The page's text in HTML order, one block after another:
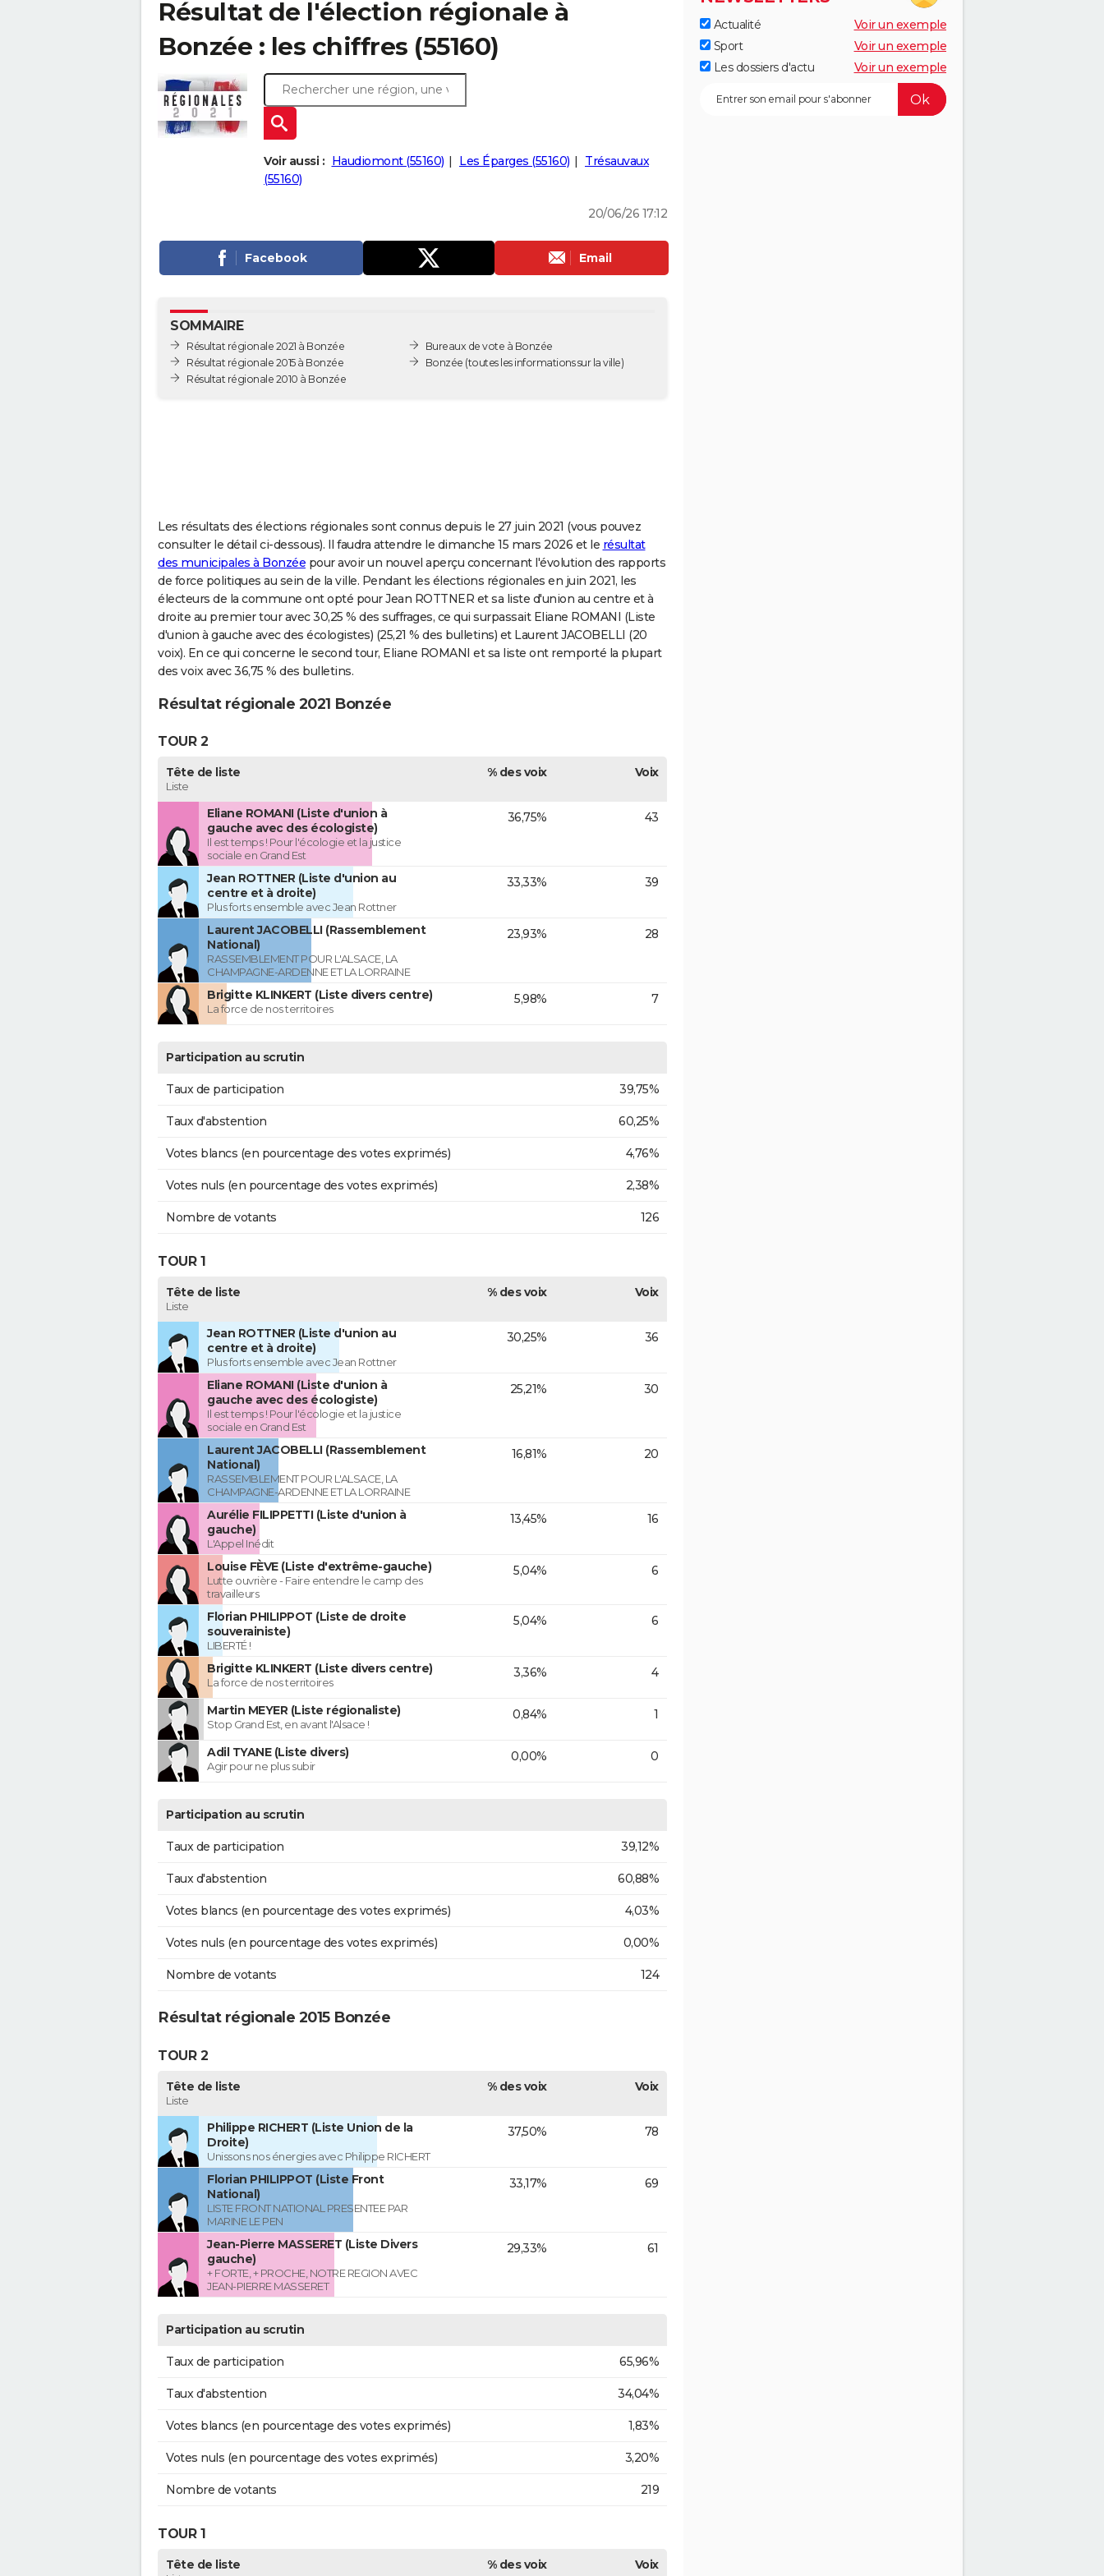
Résultat de l'élection régionale à
Bonzée : les chiffres (55160)
Voir aussi : Haudiomont (55160) Les Éparges (55160)
Trésauvaux
(55160)
20/06/26 17:12
Facebook Email
SOMMAIRE
Résultat régionale 2021 à Bonzée
Résultat régionale 2015 à Bonzée
Résultat régionale 2010 à Bonzée
Bureaux de vote à Bonzée
Bonzée (toutes les informations sur la ville)
Les résultats des élections régionales sont connus depuis le 27 juin 2021 (vous pouvez
consulter le détail ci-dessous). Il faudra attendre le dimanche 15 mars 2026 et le résultat
des municipales à Bonzée pour avoir un nouvel aperçu concernant l'évolution des rapports
de force politiques au sein de la ville. Pendant les élections régionales en juin 2021, les
électeurs de la commune ont opté pour Jean ROTTNER et sa liste d'union au centre et à
droite au premier tour avec 30,25 % des suffrages, ce qui surpassait Eliane ROMANI (Liste
d'union à gauche avec des écologistes) (25,21 % des bulletins) et Laurent JACOBELLI (20
voix). En ce qui concerne le second tour, Eliane ROMANI et sa liste ont remporté la plupart
des voix avec 36,75 % des bulletins.
Résultat régionale 2021 Bonzée
TOUR 2
Tête de liste
Liste
% des voix Voix
Eliane ROMANI (Liste d'union à
gauche avec des écologiste)
Il est temps ! Pour l'écologie et la justice
sociale en Grand Est
36,75% 43
Jean ROTTNER (Liste d'union au
centre et à droite)
Plus forts ensemble avec Jean Rottner
33,33% 39
Laurent JACOBELLI (Rassemblement
National)
RASSEMBLEMENT POUR L'ALSACE, LA
CHAMPAGNE-ARDENNE ET LA LORRAINE
23,93% 28
Brigitte KLINKERT (Liste divers centre)
La force de nos territoires
5,98% 7
Participation au scrutin
Taux de participation 39,75%
Taux d'abstention 60,25%
Votes blancs (en pourcentage des votes exprimés) 4,76%
Votes nuls (en pourcentage des votes exprimés) 2,38%
Nombre de votants 126
TOUR 1
Tête de liste
Liste
% des voix Voix
Jean ROTTNER (Liste d'union au
centre et à droite)
Plus forts ensemble avec Jean Rottner
30,25% 36
Eliane ROMANI (Liste d'union à
gauche avec des écologiste)
Il est temps ! Pour l'écologie et la justice
sociale en Grand Est
25,21% 30
Laurent JACOBELLI (Rassemblement
National)
RASSEMBLEMENT POUR L'ALSACE, LA
CHAMPAGNE-ARDENNE ET LA LORRAINE
16,81% 20
Aurélie FILIPPETTI (Liste d'union à
gauche)
L'Appel Inédit
13,45% 16
Louise FÈVE (Liste d'extrême-gauche)
Lutte ouvrière - Faire entendre le camp des
travailleurs
5,04% 6
Florian PHILIPPOT (Liste de droite
souverainiste)
LIBERTÉ !
5,04% 6
Brigitte KLINKERT (Liste divers centre)
La force de nos territoires
3,36% 4
Martin MEYER (Liste régionaliste)
Stop Grand Est, en avant l'Alsace !
0,84% 1
Adil TYANE (Liste divers)
Agir pour ne plus subir
0,00% 0
Participation au scrutin
Taux de participation 39,12%
Taux d'abstention 60,88%
Votes blancs (en pourcentage des votes exprimés) 4,03%
Votes nuls (en pourcentage des votes exprimés) 0,00%
Nombre de votants 124
Résultat régionale 2015 Bonzée
TOUR 2
Tête de liste
Liste
% des voix Voix
Philippe RICHERT (Liste Union de la
Droite)
Unissons nos énergies avec Philippe RICHERT
37,50% 78
Florian PHILIPPOT (Liste Front
National)
LISTE FRONT NATIONAL PRESENTEE PAR
MARINE LE PEN
33,17% 69
Jean-Pierre MASSERET (Liste Divers
gauche)
+ FORTE, + PROCHE, NOTRE REGION AVEC
JEAN-PIERRE MASSERET
29,33% 61
Participation au scrutin
Taux de participation 65,96%
Taux d'abstention 34,04%
Votes blancs (en pourcentage des votes exprimés) 1,83%
Votes nuls (en pourcentage des votes exprimés) 3,20%
Nombre de votants 219
TOUR 1
Tête de liste % des voix Voix
Actualité
Voir un exemple
Sport
Voir un exemple
Les dossiers d'actu
Voir un exemple